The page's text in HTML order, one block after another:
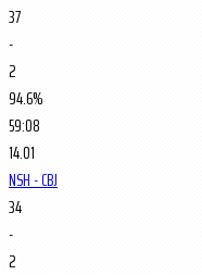
37
-
2
94.6%
59:08
14.01
NSH - CBJ
34
-
2